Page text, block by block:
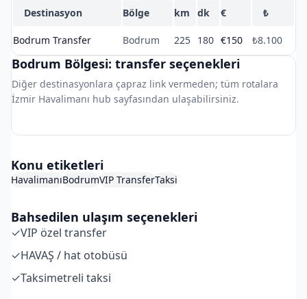
Destinasyon Bölge km dk € ₺
Bodrum Transfer Bodrum 225 180 €150 ₺8.100
Bodrum Bölgesi: transfer seçenekleri
Diğer destinasyonlara çapraz link vermeden; tüm rotalara
İzmir Havalimanı hub sayfasından ulaşabilirsiniz.
Konu etiketleri
HavalimanıBodrumVIP TransferTaksi
Bahsedilen ulaşım seçenekleri
✓VIP özel transfer
✓HAVAŞ / hat otobüsü
✓Taksimetreli taksi